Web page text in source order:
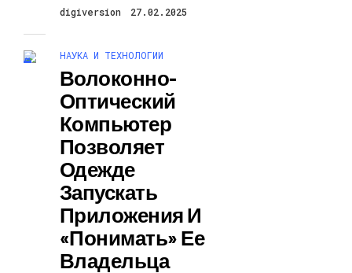
digiversion 27.02.2025
НАУКА И ТЕХНОЛОГИИ
Волоконно-
Оптический
Компьютер
Позволяет
Одежде
Запускать
Приложения И
«понимать» Ее
Владельца